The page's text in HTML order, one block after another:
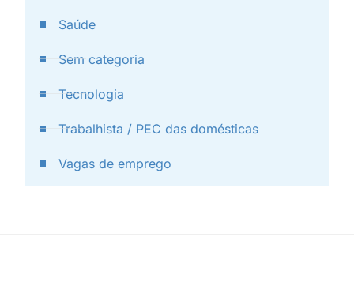
Saúde
Sem categoria
Tecnologia
Trabalhista / PEC das domésticas
Vagas de emprego